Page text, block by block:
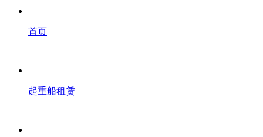
首页
起重船租赁